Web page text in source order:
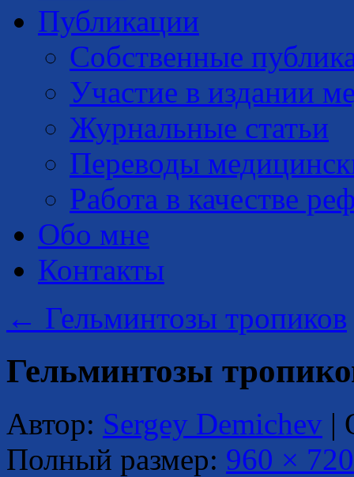
Публикации
Собственные
Участие в издании
Журнальные статьи
Переводы
Работа в качестве
Обо мне
Контакты
← Гельминтозы тропиков
Гельминтозы
Автор: Sergey Demichev |
Полный размер: 960 × 720